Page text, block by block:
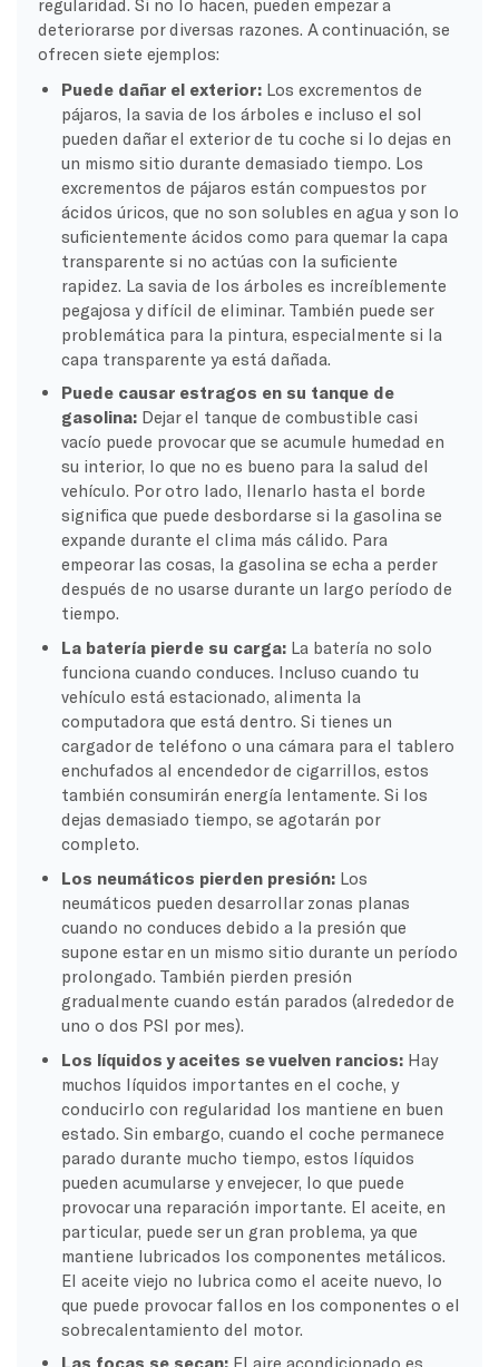
deteriorarse por diversas razones. A continuación, se
ofrecen siete ejemplos:
Puede dañar el exterior: Los excrementos de
pájaros, la savia de los árboles e incluso el sol
pueden dañar el exterior de tu coche si lo dejas en
un mismo sitio durante demasiado tiempo. Los
excrementos de pájaros están compuestos por
ácidos úricos, que no son solubles en agua y son lo
suficientemente ácidos como para quemar la capa
transparente si no actúas con la suficiente
rapidez. La savia de los árboles es increíblemente
pegajosa y difícil de eliminar. También puede ser
problemática para la pintura, especialmente si la
capa transparente ya está dañada.
Puede causar estragos en su tanque de
gasolina: Dejar el tanque de combustible casi
vacío puede provocar que se acumule humedad en
su interior, lo que no es bueno para la salud del
vehículo. Por otro lado, llenarlo hasta el borde
significa que puede desbordarse si la gasolina se
expande durante el clima más cálido. Para
empeorar las cosas, la gasolina se echa a perder
después de no usarse durante un largo período de
tiempo.
La batería pierde su carga: La batería no solo
funciona cuando conduces. Incluso cuando tu
vehículo está estacionado, alimenta la
computadora que está dentro. Si tienes un
cargador de teléfono o una cámara para el tablero
enchufados al encendedor de cigarrillos, estos
también consumirán energía lentamente. Si los
dejas demasiado tiempo, se agotarán por
completo.
Los neumáticos pierden presión: Los
neumáticos pueden desarrollar zonas planas
cuando no conduces debido a la presión que
supone estar en un mismo sitio durante un período
prolongado. También pierden presión
gradualmente cuando están parados (alrededor de
uno o dos PSI por mes).
Los líquidos y aceites se vuelven rancios: Hay
muchos líquidos importantes en el coche, y
conducirlo con regularidad los mantiene en buen
estado. Sin embargo, cuando el coche permanece
parado durante mucho tiempo, estos líquidos
pueden acumularse y envejecer, lo que puede
provocar una reparación importante. El aceite, en
particular, puede ser un gran problema, ya que
mantiene lubricados los componentes metálicos.
El aceite viejo no lubrica como el aceite nuevo, lo
que puede provocar fallos en los componentes o el
sobrecalentamiento del motor.
Las focas se secan: El aire acondicionado es